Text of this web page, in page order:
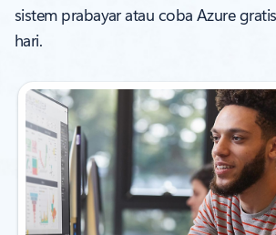
sistem prabayar atau coba Azure
hari.